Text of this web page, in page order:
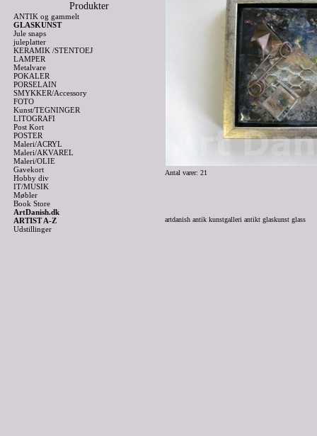
Produkter
ANTIK og gammelt
GLASKUNST
Jule snaps
juleplatter
KERAMIK /STENTOEJ
LAMPER
Metalvare
POKALER
PORSELAIN
SMYKKER/Accessory
FOTO
Kunst/TEGNINGER
LITOGRAFI
Post Kort
POSTER
Maleri/ACRYL
Maleri/AKVAREL
Maleri/OLIE
Gavekort
Hobby div
IT/MUSIK
Møbler
Book Store
ArtDanish.dk
ARTIST A-Z
Udstillinger
Antal varer: 21
artdanish antik kunstgalleri antikt glaskunst glass